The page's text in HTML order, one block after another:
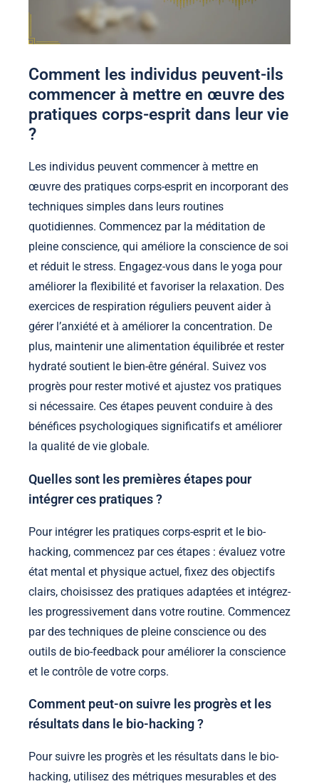
Comment les individus peuvent-ils
commencer à mettre en œuvre des
pratiques corps-esprit dans leur vie
?
Les individus peuvent commencer à mettre en
œuvre des pratiques corps-esprit en incorporant des
techniques simples dans leurs routines
quotidiennes. Commencez par la méditation de
pleine conscience, qui améliore la conscience de soi
et réduit le stress. Engagez-vous dans le yoga pour
améliorer la flexibilité et favoriser la relaxation. Des
exercices de respiration réguliers peuvent aider à
gérer l’anxiété et à améliorer la concentration. De
plus, maintenir une alimentation équilibrée et rester
hydraté soutient le bien-être général. Suivez vos
progrès pour rester motivé et ajustez vos pratiques
si nécessaire. Ces étapes peuvent conduire à des
bénéfices psychologiques significatifs et améliorer
la qualité de vie globale.
Quelles sont les premières étapes pour
intégrer ces pratiques ?
Pour intégrer les pratiques corps-esprit et le bio-
hacking, commencez par ces étapes : évaluez votre
état mental et physique actuel, fixez des objectifs
clairs, choisissez des pratiques adaptées et intégrez-
les progressivement dans votre routine. Commencez
par des techniques de pleine conscience ou des
outils de bio-feedback pour améliorer la conscience
et le contrôle de votre corps.
Comment peut-on suivre les progrès et les
résultats dans le bio-hacking ?
Pour suivre les progrès et les résultats dans le bio-
hacking, utilisez des métriques mesurables et des